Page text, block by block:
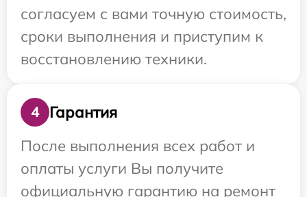
согласуем с вами точную стоимость,
сроки выполнения и приступим к
восстановлению техники.
4
Гарантия
После выполнения всех работ и
оплаты услуги Вы получите
официальную гарантию на ремонт